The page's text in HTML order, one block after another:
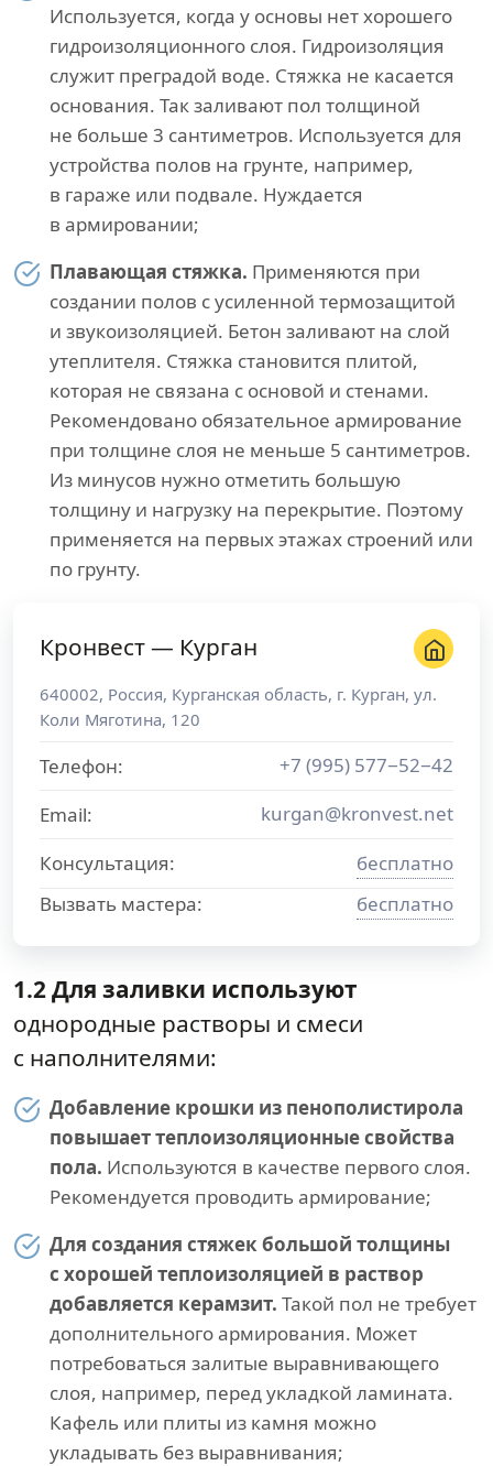
Используется, когда у основы нет хорошего
гидроизоляционного слоя. Гидроизоляция
служит преградой воде. Стяжка не касается
основания. Так заливают пол толщиной
не больше 3 сантиметров. Используется для
устройства полов на грунте, например,
в гараже или подвале. Нуждается
в армировании;
Плавающая стяжка. Применяются при
создании полов с усиленной термозащитой
и звукоизоляцией. Бетон заливают на слой
утеплителя. Стяжка становится плитой,
которая не связана с основой и стенами.
Рекомендовано обязательное армирование
при толщине слоя не меньше 5 сантиметров.
Из минусов нужно отметить большую
толщину и нагрузку на перекрытие. Поэтому
применяется на первых этажах строений или
по грунту.
Кронвест — Курган
640002, Россия, Курганская область, г. Курган, ул.
Коли Мяготина, 120
Телефон:
+7 (995) 577−52−42
Email:
kurgan@kronvest.net
Консультация:
бесплатно
Вызвать мастера:
бесплатно
1.2 Для заливки используют
однородные растворы и смеси
с наполнителями:
Добавление крошки из пенополистирола
повышает теплоизоляционные свойства
пола. Используются в качестве первого слоя.
Рекомендуется проводить армирование;
Для создания стяжек большой толщины
с хорошей теплоизоляцией в раствор
добавляется керамзит. Такой пол не требует
дополнительного армирования. Может
потребоваться залитые выравнивающего
слоя, например, перед укладкой ламината.
Кафель или плиты из камня можно
укладывать без выравнивания;